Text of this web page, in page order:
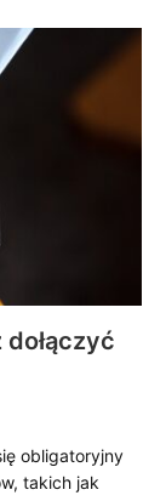
obligatoryjny
takich jak